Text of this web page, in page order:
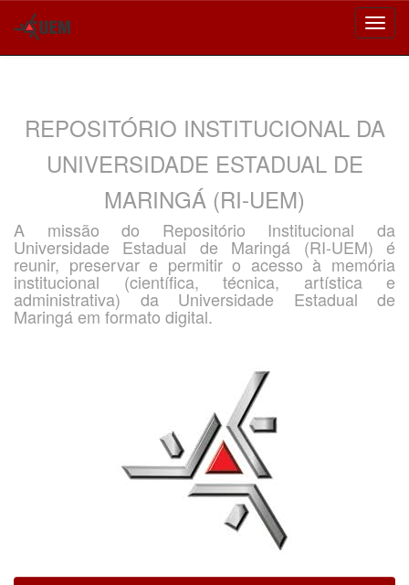
REPOSITÓRIO INSTITUCIONAL DA
UNIVERSIDADE ESTADUAL DE
MARINGÁ (RI-UEM)
A missão do Repositório Institucional da
Universidade Estadual de Maringá (RI-UEM) é
reunir, preservar e permitir o acesso à memória
institucional (científica, técnica, artística e
administrativa) da Universidade Estadual de
Maringá em formato digital.